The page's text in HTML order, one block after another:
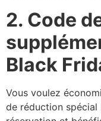
2. Code
Black
Vous voulez
de réduction spécial